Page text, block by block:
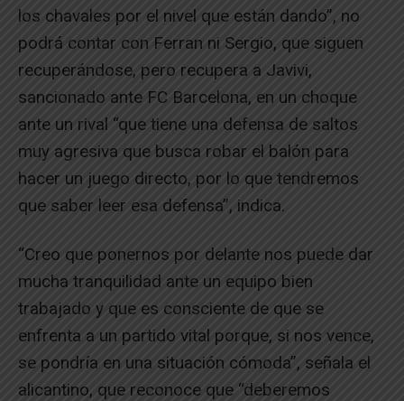
los chavales por el nivel que están dando”, no
podrá contar con Ferran ni Sergio, que siguen
recuperándose, pero recupera a Javivi,
sancionado ante FC Barcelona, en un choque
ante un rival “que tiene una defensa de saltos
muy agresiva que busca robar el balón para
hacer un juego directo, por lo que tendremos
que saber leer esa defensa”, indica.
“Creo que ponernos por delante nos puede dar
mucha tranquilidad ante un equipo bien
trabajado y que es consciente de que se
enfrenta a un partido vital porque, si nos vence,
se pondría en una situación cómoda”, señala el
alicantino, que reconoce que “deberemos